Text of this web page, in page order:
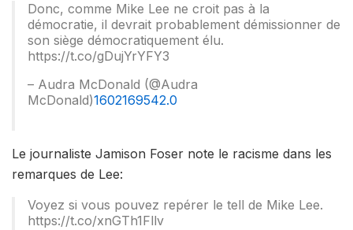
Donc, comme Mike Lee ne croit pas à la
démocratie, il devrait probablement démissionner de
son siège démocratiquement élu.
https://t.co/gDujYrYFY3
– Audra McDonald (@Audra
McDonald)1602169542.0
Le journaliste Jamison Foser note le racisme dans les
remarques de Lee:
Voyez si vous pouvez repérer le tell de Mike Lee.
https://t.co/xnGTh1Fllv